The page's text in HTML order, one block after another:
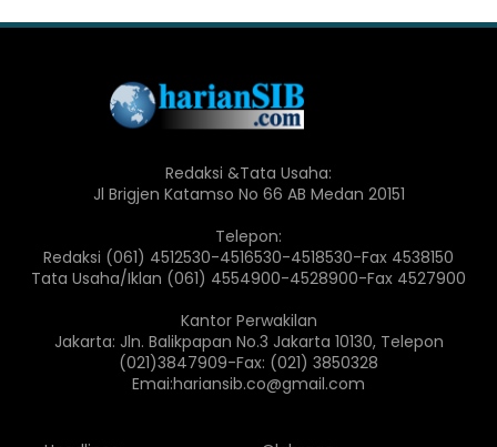
Redaksi &Tata Usaha:
Jl Brigjen Katamso No 66 AB Medan 20151
Telepon:
Redaksi (061) 4512530-4516530-4518530-Fax 4538150
Tata Usaha/Iklan (061) 4554900-4528900-Fax 4527900
Kantor Perwakilan
Jakarta: Jln. Balikpapan No.3 Jakarta 10130, Telepon
(021)3847909-Fax: (021) 3850328
Emai:hariansib.co@gmail.com